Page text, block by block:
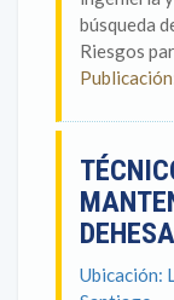
búsqueda
Riesgos
DEHESA
Ubicación: